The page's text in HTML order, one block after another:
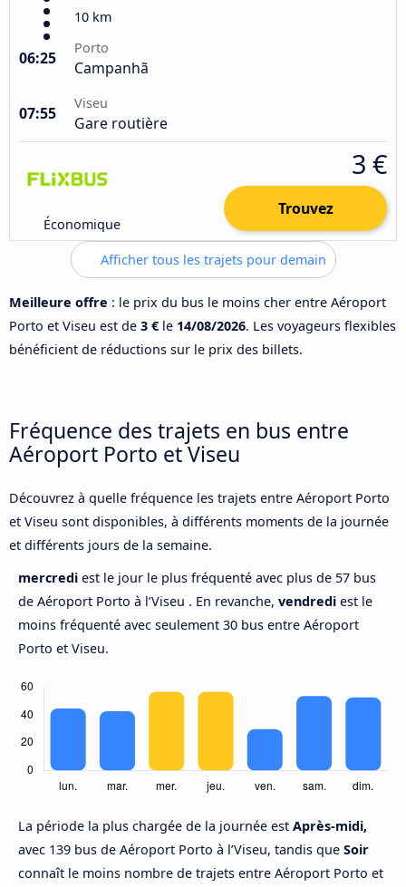
10 km
06:25
Porto
Campanhã
07:55
Viseu
Gare routière
Économique
3 €
Trouvez
Afficher tous les trajets pour demain
Meilleure offre : le prix du bus le moins cher entre Aéroport
Porto et Viseu est de 3 € le 14/08/2026. Les voyageurs flexibles
bénéficient de réductions sur le prix des billets.
Fréquence des trajets en bus entre
Aéroport Porto et Viseu
Découvrez à quelle fréquence les trajets entre Aéroport Porto
et Viseu sont disponibles, à différents moments de la journée
et différents jours de la semaine.
mercredi est le jour le plus fréquenté avec plus de 57 bus
de Aéroport Porto à l’Viseu . En revanche, vendredi est le
moins fréquenté avec seulement 30 bus entre Aéroport
Porto et Viseu.
La période la plus chargée de la journée est Après-midi,
avec 139 bus de Aéroport Porto à l’Viseu, tandis que Soir
connaît le moins nombre de trajets entre Aéroport Porto et